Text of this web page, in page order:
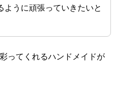
ように頑張っていきたいと
ってくれるハンドメイドが